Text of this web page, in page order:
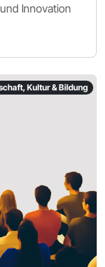
Innovation
Kultur & Bildung